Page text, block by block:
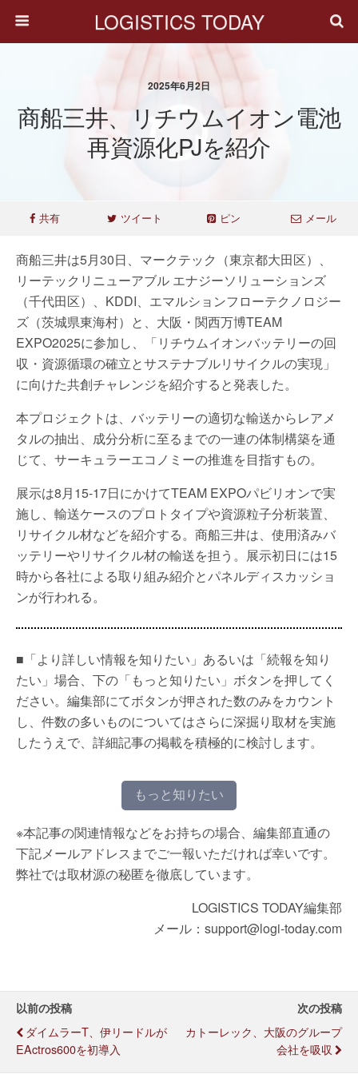
LOGISTICS TODAY
2025年6月2日
商船三井、リチウムイオン電池
再資源化PJを紹介
共有 ツイート ピン メール
商船三井は5月30日、マークテック（東京都大田区）、
リーテックリニューアブル エナジーソリューションズ
（千代田区）、KDDI、エマルションフローテクノロジー
ズ（茨城県東海村）と、大阪・関西万博TEAM
EXPO2025に参加し、「リチウムイオンバッテリーの回
収・資源循環の確立とサステナブルリサイクルの実現」
に向けた共創チャレンジを紹介すると発表した。
本プロジェクトは、バッテリーの適切な輸送からレアメ
タルの抽出、成分分析に至るまでの一連の体制構築を通
じて、サーキュラーエコノミーの推進を目指すもの。
展示は8月15-17日にかけてTEAM EXPOパビリオンで実
施し、輸送ケースのプロトタイプや資源粒子分析装置、
リサイクル材などを紹介する。商船三井は、使用済みバ
ッテリーやリサイクル材の輸送を担う。展示初日には15
時から各社による取り組み紹介とパネルディスカッショ
ンが行われる。
■「より詳しい情報を知りたい」あるいは「続報を知り
たい」場合、下の「もっと知りたい」ボタンを押してく
ださい。編集部にてボタンが押された数のみをカウント
し、件数の多いものについてはさらに深掘り取材を実施
したうえで、詳細記事の掲載を積極的に検討します。
もっと知りたい
※本記事の関連情報などをお持ちの場合、編集部直通の
下記メールアドレスまでご一報いただければ幸いです。
弊社では取材源の秘匿を徹底しています。
LOGISTICS TODAY編集部
メール：support@logi-today.com
以前の投稿
ダイムラーT、伊リードルが
EActros600を初導入
次の投稿
カトーレック、大阪のグループ
会社を吸収